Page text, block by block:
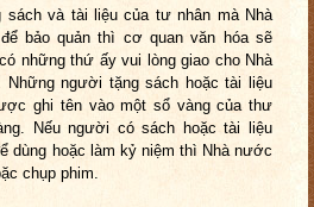
tài liệu của tư nhân mà Nhà
bảo quản thì cơ quan văn hóa sẽ
những thứ ấy vui lòng giao cho Nhà
người tặng sách hoặc tài liệu
ghi tên vào một sổ vàng của thư
Nếu người có sách hoặc tài liệu
dùng hoặc làm kỷ niệm thì Nhà nước
chụp phim.